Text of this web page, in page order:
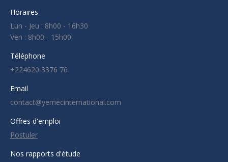
Horaires
Lun - Jeu : 8h00 - 16h30
Ven : 8h00 - 15h00
Téléphone
+224620 3376 76
Email
contact@yemecinternational.com
Offres d'emploi
Postuler
Nos rapports d'étude